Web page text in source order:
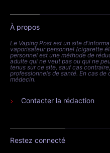
À propos
Le Vaping Post est un site
vaporisateur personnel (cigarette
personnel est une méthode de
adulte qui ne veut pas ou qui ne
tenus sur ce site, sauf cas
professionnels de santé. En cas
médecin.
Contacter la rédaction
Restez connecté